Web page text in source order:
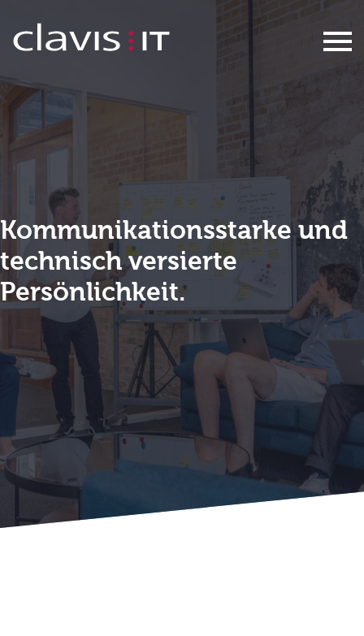
Kommunikationsstarke und
technisch versierte
Persönlichkeit.